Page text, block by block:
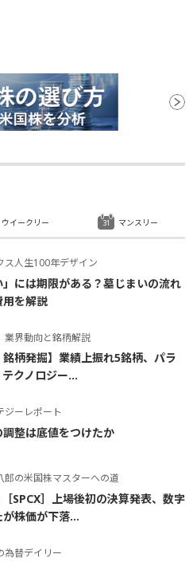
ス人生100年デザイン
」には期限がある？墓じまいの流れ
用を解説
業界動向と銘柄解説
銘柄発掘】業績上振れ5銘柄、パラ
クノロジー...
ジーレポート
整は底値をつけたか
郎の米国株マスターへの道
SPCX］上場後初の決算発表、数字
株価が下落...
為替デイリー
ウイークリー マンスリー